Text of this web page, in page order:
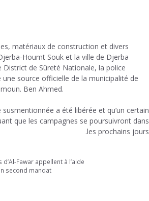
matériaux de construction et divers
Houmt Souk et la ville de Djerba
de Sûreté Nationale, la police
source officielle de la municipalité de
Ben Ahmed.
a été libérée et qu’un certain
que les campagnes se poursuivront dans
les prochains jours.
Fawar appellent à l’aide
second mandat